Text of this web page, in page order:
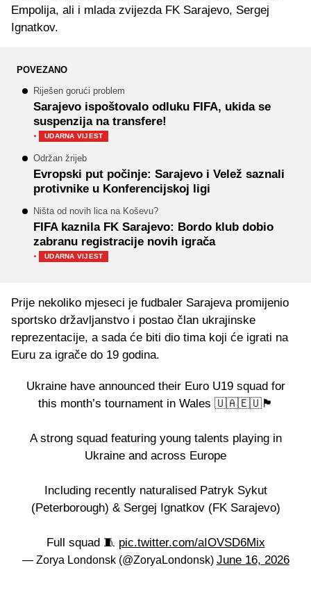
Empolija, ali i mlada zvijezda FK Sarajevo, Sergej
Ignatkov.
POVEZANO
Riješen gorući problem
Sarajevo ispoštovalo odluku FIFA, ukida se
suspenzija na transfere!
· UDARNA VIJEST
Održan žrijeb
Evropski put počinje: Sarajevo i Velež saznali
protivnike u Konferencijskoj ligi
Ništa od novih lica na Koševu?
FIFA kaznila FK Sarajevo: Bordo klub dobio
zabranu registracije novih igrača
· UDARNA VIJEST
Prije nekoliko mjeseci je fudbaler Sarajeva promijenio
sportsko državljanstvo i postao član ukrajinske
reprezentacije, a sada će biti dio tima koji će igrati na
Euru za igrače do 19 godina.
Ukraine have announced their Euro U19 squad for
this month’s tournament in Wales 🇺🇦🇪🇺🏴󠁧󠁢󠁷󠁬󠁳󠁿
A strong squad featuring young talents playing in
Ukraine and across Europe
Including recently naturalised Patryk Sykut
(Peterborough) & Sergej Ignatkov (FK Sarajevo)
Full squad 🧵 pic.twitter.com/aIOVSD6Mix
— Zorya Londonsk (@ZoryaLondonsk) June 16, 2026